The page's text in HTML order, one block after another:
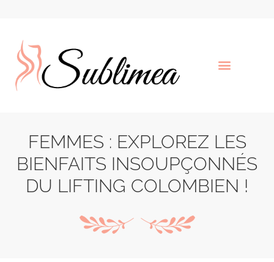
FEMMES : EXPLOREZ LES
BIENFAITS INSOUPÇONNÉS
DU LIFTING COLOMBIEN !